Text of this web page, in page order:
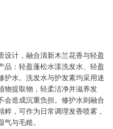
设计，融合清新木兰花香与轻盈
品：轻盈蓬松水漾洗发水、轻盈
护水。洗发水与护发素均采用迷
物提取物，轻柔洁净并滋养发
会造成沉重负担。修护水则融合
，可作为日常调理发香喷雾，
与毛糙。